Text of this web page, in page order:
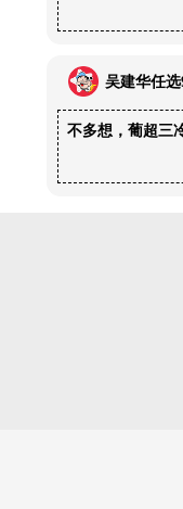
吴建华任选
不多想，葡超三